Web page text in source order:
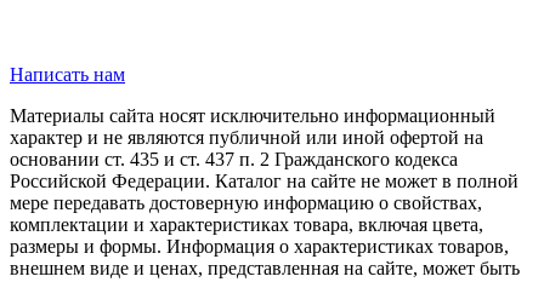
Написать нам
Материалы сайта носят исключительно информационный
характер и не являются публичной или иной офертой на
основании ст. 435 и ст. 437 п. 2 Гражданского кодекса
Российской Федерации. Каталог на сайте не может в полной
мере передавать достоверную информацию о свойствах,
комплектации и характеристиках товара, включая цвета,
размеры и формы. Информация о характеристиках товаров,
внешнем виде и ценах, представленная на сайте, может быть